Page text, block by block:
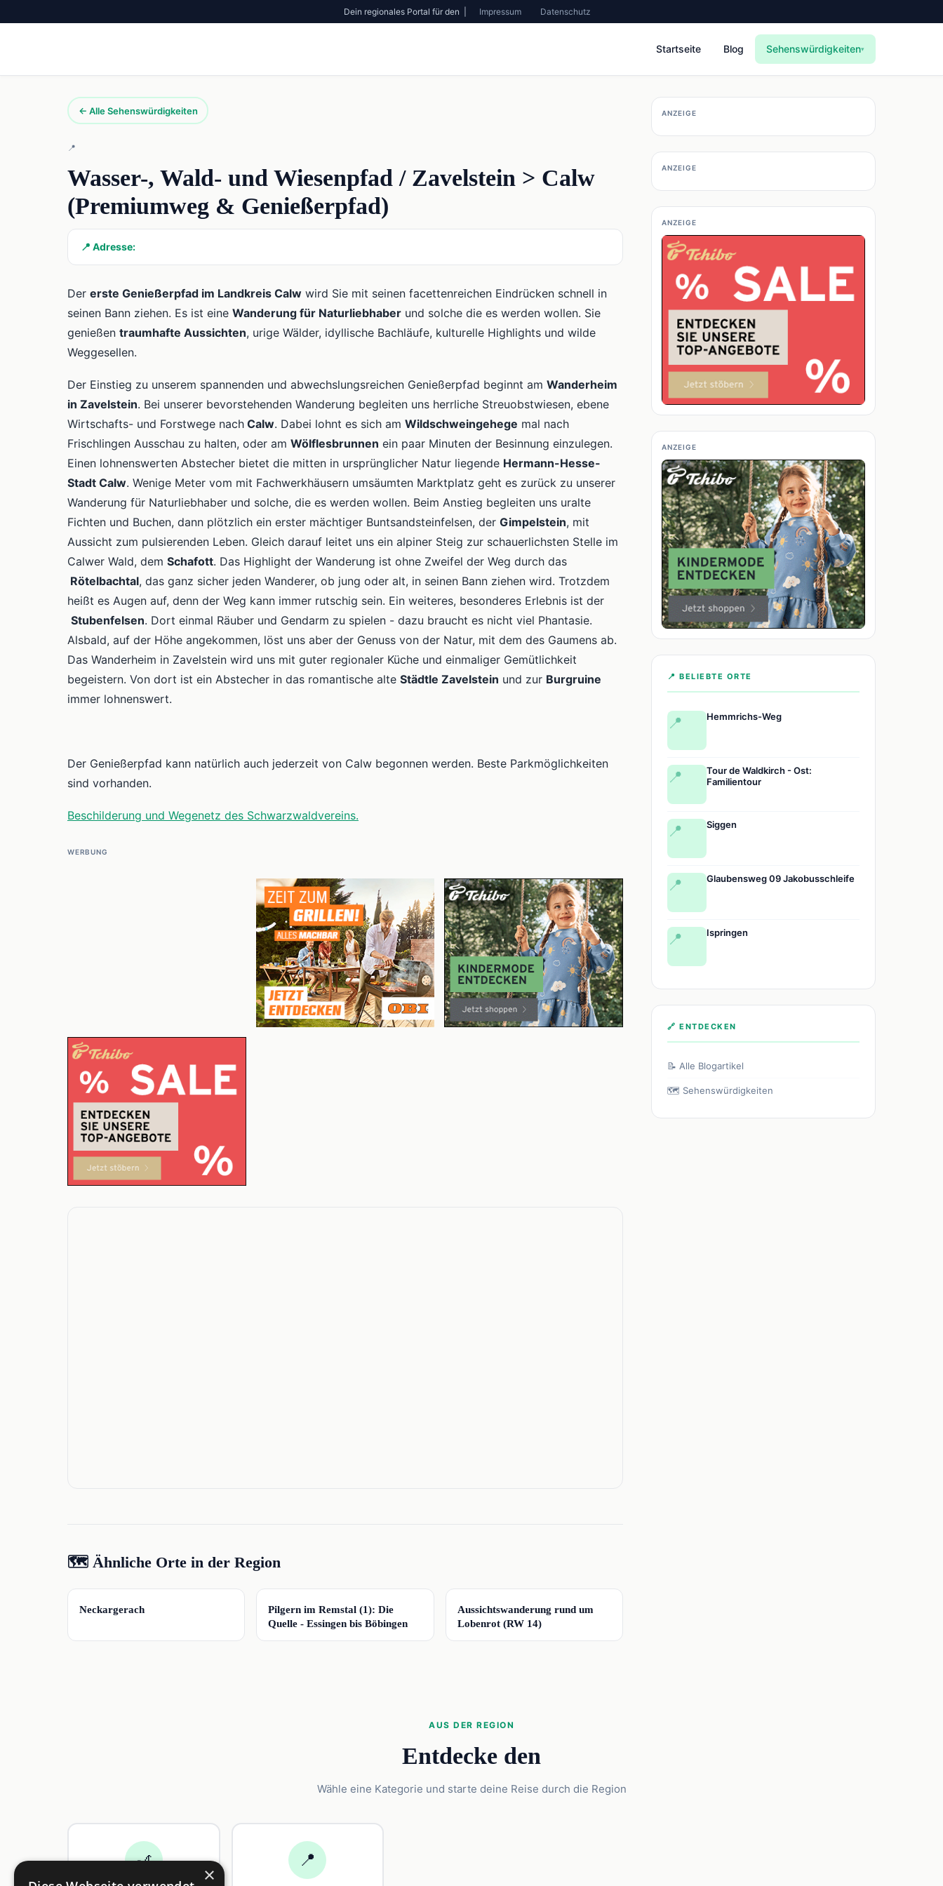
Dein regionales Portal für den | Impressum Datenschutz
Startseite Blog Sehenswürdigkeiten▾
ANZEIGE
ANZEIGE
ANZEIGE
ANZEIGE
📍 BELIEBTE ORTE
📍 Hemmrichs-Weg
📍
Tour de Waldkirch - Ost:
Familientour
📍 Siggen
📍 Glaubensweg 09 Jakobusschleife
📍 Ispringen
🔗 ENTDECKEN
📝 Alle Blogartikel
🗺️ Sehenswürdigkeiten
← Alle Sehenswürdigkeiten
📍
Wasser-, Wald- und Wiesenpfad / Zavelstein > Calw
(Premiumweg & Genießerpfad)
📍 Adresse:
Der erste Genießerpfad im Landkreis Calw wird Sie mit seinen facettenreichen Eindrücken schnell in
seinen Bann ziehen. Es ist eine Wanderung für Naturliebhaber und solche die es werden wollen. Sie
genießen traumhafte Aussichten, urige Wälder, idyllische Bachläufe, kulturelle Highlights und wilde
Weggesellen.
Der Einstieg zu unserem spannenden und abwechslungsreichen Genießerpfad beginnt am Wanderheim
in Zavelstein. Bei unserer bevorstehenden Wanderung begleiten uns herrliche Streuobstwiesen, ebene
Wirtschafts- und Forstwege nach Calw. Dabei lohnt es sich am Wildschweingehege mal nach
Frischlingen Ausschau zu halten, oder am Wölflesbrunnen ein paar Minuten der Besinnung einzulegen.
Einen lohnenswerten Abstecher bietet die mitten in ursprünglicher Natur liegende Hermann-Hesse-
Stadt Calw. Wenige Meter vom mit Fachwerkhäusern umsäumten Marktplatz geht es zurück zu unserer
Wanderung für Naturliebhaber und solche, die es werden wollen. Beim Anstieg begleiten uns uralte
Fichten und Buchen, dann plötzlich ein erster mächtiger Buntsandsteinfelsen, der Gimpelstein, mit
Aussicht zum pulsierenden Leben. Gleich darauf leitet uns ein alpiner Steig zur schauerlichsten Stelle im
Calwer Wald, dem Schafott. Das Highlight der Wanderung ist ohne Zweifel der Weg durch das
Rötelbachtal, das ganz sicher jeden Wanderer, ob jung oder alt, in seinen Bann ziehen wird. Trotzdem
heißt es Augen auf, denn der Weg kann immer rutschig sein. Ein weiteres, besonderes Erlebnis ist der
Stubenfelsen. Dort einmal Räuber und Gendarm zu spielen - dazu braucht es nicht viel Phantasie.
Alsbald, auf der Höhe angekommen, löst uns aber der Genuss von der Natur, mit dem des Gaumens ab.
Das Wanderheim in Zavelstein wird uns mit guter regionaler Küche und einmaliger Gemütlichkeit
begeistern. Von dort ist ein Abstecher in das romantische alte Städtle Zavelstein und zur Burgruine
immer lohnenswert.
Der Genießerpfad kann natürlich auch jederzeit von Calw begonnen werden. Beste Parkmöglichkeiten
sind vorhanden.
Beschilderung und Wegenetz des Schwarzwaldvereins.
WERBUNG
🗺️ Ähnliche Orte in der Region
📍
Neckargerach 📍
Pilgern im Remstal (1): Die
Quelle - Essingen bis Böbingen
📍
Aussichtswanderung rund um
Lobenrot (RW 14)
AUS DER REGION
Entdecke den
Wähle eine Kategorie und starte deine Reise durch die Region
🎢 📍
×